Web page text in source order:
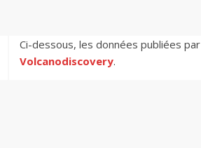
Ci-dessous, les données publiées par
Volcanodiscovery.